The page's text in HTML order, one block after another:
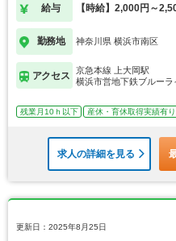
給与 【時給】2,000円～
勤務地 神奈川県 横浜市南区
アクセス
京急本線 上大岡駅
横浜市営地下鉄ブルー
残業月10ｈ以下 産休・育休取得実績有り
求人の詳細を見る
更新日：2025年8月25日